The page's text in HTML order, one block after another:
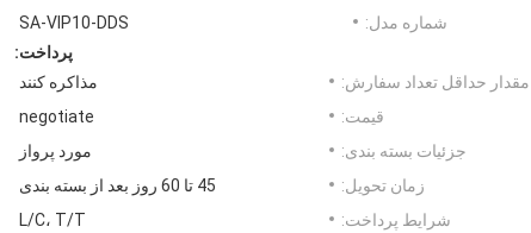
شماره مدل:
SA-VIP10-DDS
پرداخت:
مقدار حداقل تعداد سفارش:
مذاکره کنند
قیمت:
negotiate
جزئیات بسته بندی:
مورد پرواز
زمان تحویل:
45 تا 60 روز بعد از بسته بندی
شرایط پرداخت:
L/C، T/T